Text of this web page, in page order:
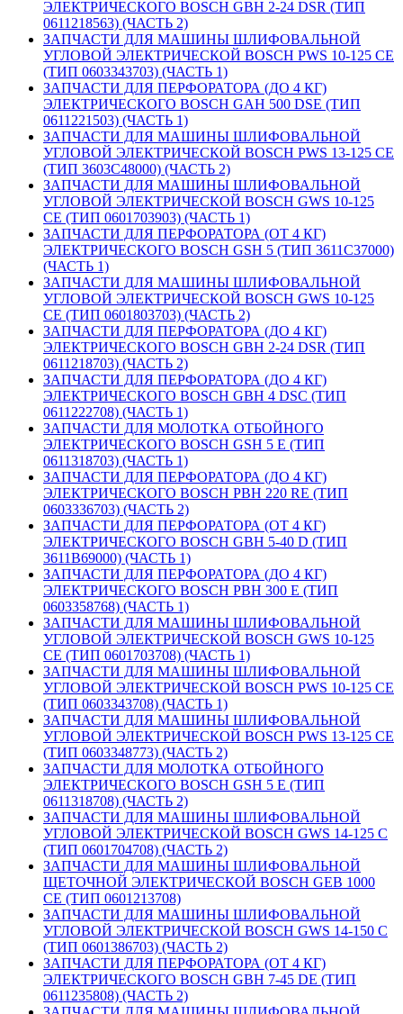
ЭЛЕКТРИЧЕСКОГО BOSCH GBH 2-24 DSR (ТИП
0611218563) (ЧАСТЬ 2)
ЗАПЧАСТИ ДЛЯ МАШИНЫ ШЛИФОВАЛЬНОЙ
УГЛОВОЙ ЭЛЕКТРИЧЕСКОЙ BOSCH PWS 10-125 CE
(ТИП 0603343703) (ЧАСТЬ 1)
ЗАПЧАСТИ ДЛЯ ПЕРФОРАТОРА (ДО 4 КГ)
ЭЛЕКТРИЧЕСКОГО BOSCH GAH 500 DSE (ТИП
0611221503) (ЧАСТЬ 1)
ЗАПЧАСТИ ДЛЯ МАШИНЫ ШЛИФОВАЛЬНОЙ
УГЛОВОЙ ЭЛЕКТРИЧЕСКОЙ BOSCH PWS 13-125 CE
(ТИП 3603C48000) (ЧАСТЬ 2)
ЗАПЧАСТИ ДЛЯ МАШИНЫ ШЛИФОВАЛЬНОЙ
УГЛОВОЙ ЭЛЕКТРИЧЕСКОЙ BOSCH GWS 10-125
CE (ТИП 0601703903) (ЧАСТЬ 1)
ЗАПЧАСТИ ДЛЯ ПЕРФОРАТОРА (ОТ 4 КГ)
ЭЛЕКТРИЧЕСКОГО BOSCH GSH 5 (ТИП 3611C37000)
(ЧАСТЬ 1)
ЗАПЧАСТИ ДЛЯ МАШИНЫ ШЛИФОВАЛЬНОЙ
УГЛОВОЙ ЭЛЕКТРИЧЕСКОЙ BOSCH GWS 10-125
CE (ТИП 0601803703) (ЧАСТЬ 2)
ЗАПЧАСТИ ДЛЯ ПЕРФОРАТОРА (ДО 4 КГ)
ЭЛЕКТРИЧЕСКОГО BOSCH GBH 2-24 DSR (ТИП
0611218703) (ЧАСТЬ 2)
ЗАПЧАСТИ ДЛЯ ПЕРФОРАТОРА (ДО 4 КГ)
ЭЛЕКТРИЧЕСКОГО BOSCH GBH 4 DSC (ТИП
0611222708) (ЧАСТЬ 1)
ЗАПЧАСТИ ДЛЯ МОЛОТКА ОТБОЙНОГО
ЭЛЕКТРИЧЕСКОГО BOSCH GSH 5 E (ТИП
0611318703) (ЧАСТЬ 1)
ЗАПЧАСТИ ДЛЯ ПЕРФОРАТОРА (ДО 4 КГ)
ЭЛЕКТРИЧЕСКОГО BOSCH PBH 220 RE (ТИП
0603336703) (ЧАСТЬ 2)
ЗАПЧАСТИ ДЛЯ ПЕРФОРАТОРА (ОТ 4 КГ)
ЭЛЕКТРИЧЕСКОГО BOSCH GBH 5-40 D (ТИП
3611B69000) (ЧАСТЬ 1)
ЗАПЧАСТИ ДЛЯ ПЕРФОРАТОРА (ДО 4 КГ)
ЭЛЕКТРИЧЕСКОГО BOSCH PBH 300 E (ТИП
0603358768) (ЧАСТЬ 1)
ЗАПЧАСТИ ДЛЯ МАШИНЫ ШЛИФОВАЛЬНОЙ
УГЛОВОЙ ЭЛЕКТРИЧЕСКОЙ BOSCH GWS 10-125
CE (ТИП 0601703708) (ЧАСТЬ 1)
ЗАПЧАСТИ ДЛЯ МАШИНЫ ШЛИФОВАЛЬНОЙ
УГЛОВОЙ ЭЛЕКТРИЧЕСКОЙ BOSCH PWS 10-125 CE
(ТИП 0603343708) (ЧАСТЬ 1)
ЗАПЧАСТИ ДЛЯ МАШИНЫ ШЛИФОВАЛЬНОЙ
УГЛОВОЙ ЭЛЕКТРИЧЕСКОЙ BOSCH PWS 13-125 CE
(ТИП 0603348773) (ЧАСТЬ 2)
ЗАПЧАСТИ ДЛЯ МОЛОТКА ОТБОЙНОГО
ЭЛЕКТРИЧЕСКОГО BOSCH GSH 5 E (ТИП
0611318708) (ЧАСТЬ 2)
ЗАПЧАСТИ ДЛЯ МАШИНЫ ШЛИФОВАЛЬНОЙ
УГЛОВОЙ ЭЛЕКТРИЧЕСКОЙ BOSCH GWS 14-125 C
(ТИП 0601704708) (ЧАСТЬ 2)
ЗАПЧАСТИ ДЛЯ МАШИНЫ ШЛИФОВАЛЬНОЙ
ЩЕТОЧНОЙ ЭЛЕКТРИЧЕСКОЙ BOSCH GEB 1000
CE (ТИП 0601213708)
ЗАПЧАСТИ ДЛЯ МАШИНЫ ШЛИФОВАЛЬНОЙ
УГЛОВОЙ ЭЛЕКТРИЧЕСКОЙ BOSCH GWS 14-150 C
(ТИП 0601386703) (ЧАСТЬ 2)
ЗАПЧАСТИ ДЛЯ ПЕРФОРАТОРА (ОТ 4 КГ)
ЭЛЕКТРИЧЕСКОГО BOSCH GBH 7-45 DE (ТИП
0611235808) (ЧАСТЬ 2)